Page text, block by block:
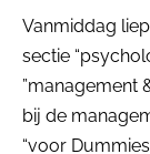
Vanmiddag
sectie
”management
bij de
“voor